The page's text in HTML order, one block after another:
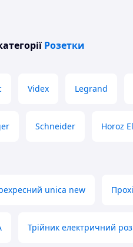
Розетки
Videx Legrand
Schneider Horoz
unica new
Трійник електричний